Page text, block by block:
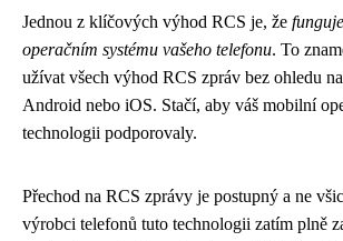
Jednou z klíčových výhod RCS je, že
operačním systému vašeho telefonu. To
užívat všech výhod RCS zpráv bez ohledu
Android nebo iOS. Stačí, aby váš mobilní
technologii podporovaly.
Přechod na RCS zprávy je postupný a ne
výrobci telefonů tuto technologii zatím plně